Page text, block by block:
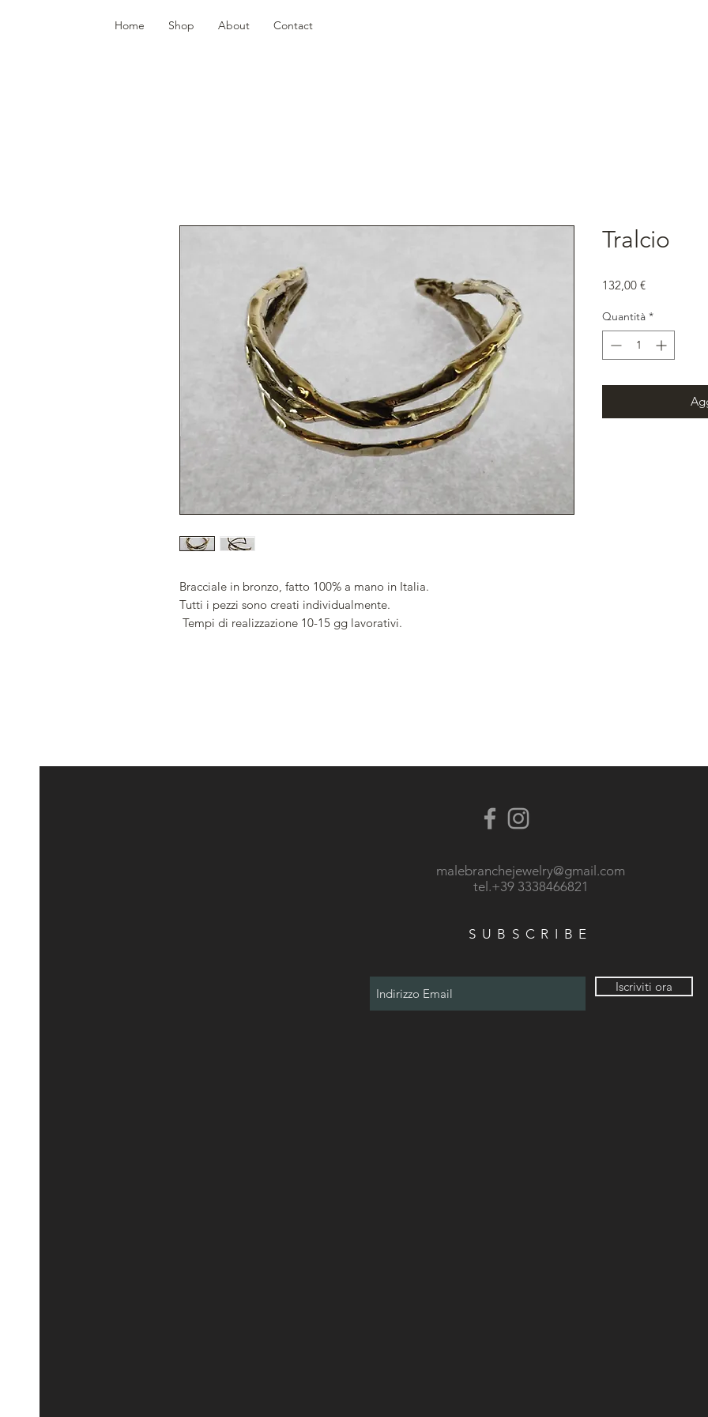
Home Shop About Contact
Bracciale in bronzo, fatto 100% a mano in Italia.
Tutti i pezzi sono creati individualmente.
Tempi di realizzazione 10-15 gg lavorativi.
Tralcio
132,00 €Prezzo
Quantità *
malebranchejewelry@gmail.com
tel.+39 3338466821
SUBSCRIBE
Iscriviti ora